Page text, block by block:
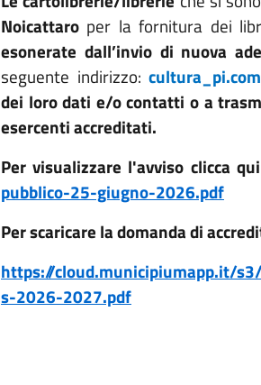
Noicattaroper la fornitura dei
esonerate dall’invio di nuova
seguente indirizzo:
dei loro dati e/o contatti o a
esercenti accreditati.
Per visualizzare l'avviso clicca qui
pubblico-25-giugno-2026.pdf
Per scaricare la domanda di
https://cloud.municipiumapp.it/
s-2026-2027.pdf